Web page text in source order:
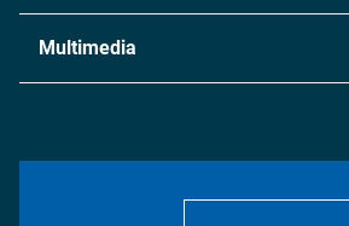
Metall
Energie
Multimedia